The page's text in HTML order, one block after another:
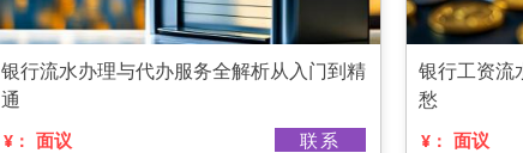
银行流水办理与代办服务全解析从入门到精
通
¥： 面议 联系
银行工资流
愁
¥： 面议